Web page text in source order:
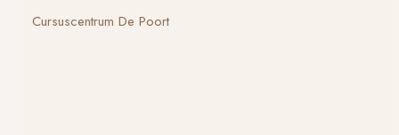
Cursuscentrum De Poort